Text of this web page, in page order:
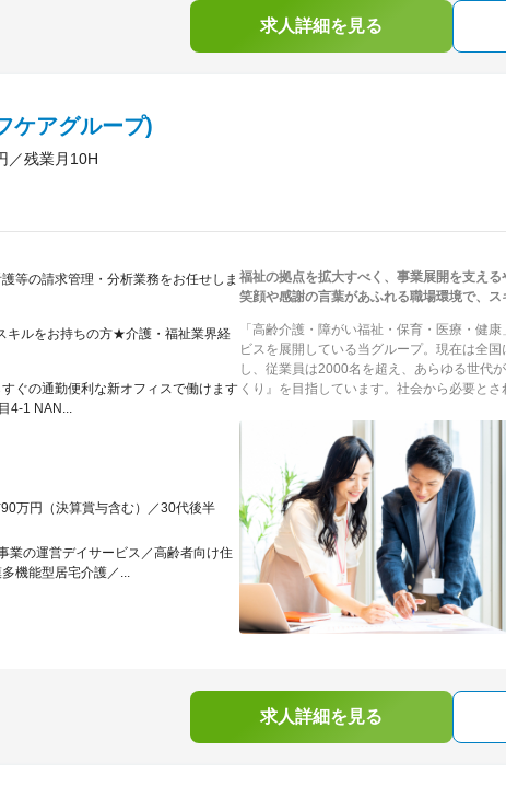
求人詳細を見る
ケアグループ)
／残業月10H
等の請求管理・分析業務をお任せしま
キルをお持ちの方★介護・福祉業界経
ぐの通勤便利な新オフィスで働けます
4-1 NAN...
万円（決算賞与含む）／30代後半
業の運営デイサービス／高齢者向け住
機能型居宅介護／...
福祉の拠点を拡大すべく、事業展開を支える
笑顔や感謝の言葉があふれる職場環境で、ス
「高齢介護・障がい福祉・保育・医療・健
ビスを展開している当グループ。現在は全
し、従業員は2000名を超え、あらゆる世代
くり』を目指しています。社会から必要と
求人詳細を見る